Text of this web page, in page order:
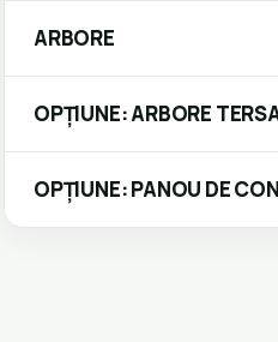
ARBORE
OPȚIUNE: ARBORE
OPȚIUNE: PANOU DE